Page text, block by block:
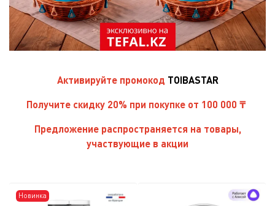
Активируйте промокод TOIBASTAR
Получите скидку 20% при покупке от 100 000 ₸
Предложение распространяется на товары,
участвующие в акции
Новинка